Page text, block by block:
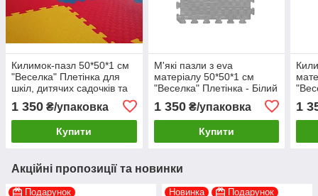
Килимок-пазл 50*50*1 см
"Веселка" Плетінка для
шкіл, дитячих садочків та
1 350 ₴/упаковка
Купити
М'які пазли з eva
матеріалу 50*50*1 см
"Веселка" Плетінка - Білий
1 350₴/упаковка
Купити
1
Акційні пропозиції та новинки
Подарунок Новинка Подарунок